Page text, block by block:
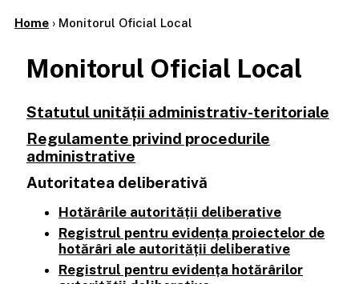
Home › Monitorul Oficial Local
Monitorul Oficial Local
Statutul unității administrativ-teritoriale
Regulamente privind procedurile
administrative
Autoritatea deliberativă
Hotărârile autorității deliberative
Registrul pentru evidența proiectelor de
hotărâri ale autorității deliberative
Registrul pentru evidența hotărârilor